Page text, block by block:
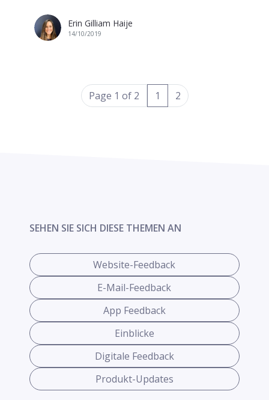
Erin Gilliam Haije
14/10/2019
Page 1 of 2 1 (current)
2
SEHEN SIE SICH DIESE THEMEN AN
Website-Feedback
E-Mail-Feedback
App Feedback
Einblicke
Digitale Feedback
Produkt-Updates